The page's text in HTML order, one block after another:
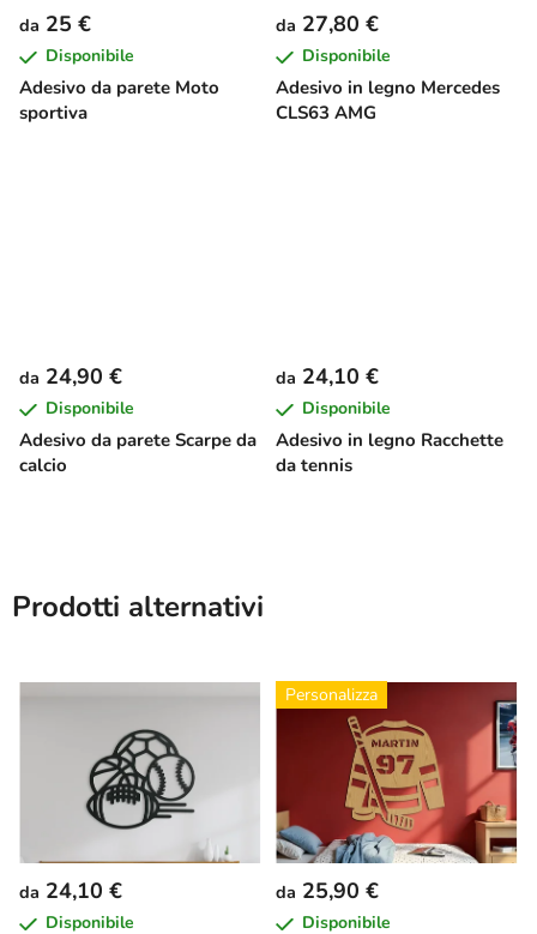
Adesivo da parete Moto
sportiva
da 25 €
Disponibile
Adesivo in legno Mercedes
CLS63 AMG
da 27,80 €
Disponibile
Adesivo da parete Scarpe da
calcio
da 24,90 €
Disponibile
Adesivo in legno Racchette
da tennis
da 24,10 €
Disponibile
Prodotti alternativi
da 24,10 €
Disponibile
Personalizza
da 25,90 €
Disponibile